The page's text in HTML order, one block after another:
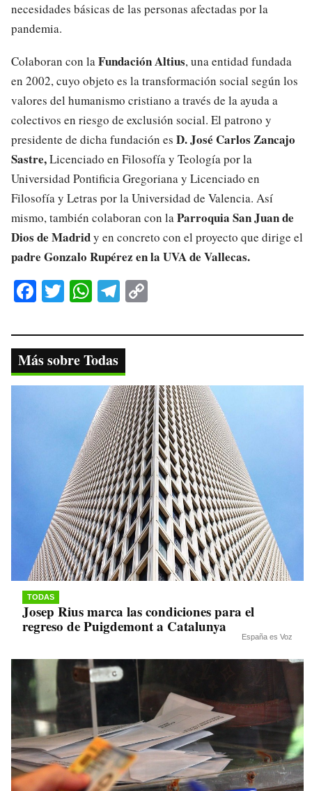
necesidades básicas de las personas afectadas por la
pandemia.
Colaboran con laFundación Altius, una entidad fundada
en 2002, cuyo objeto es la transformación social según los
valores del humanismo cristiano a través de la ayuda a
colectivos en riesgo de exclusión social. El patrono y
presidente de dicha fundación es D. José Carlos Zancajo
Sastre,Licenciado en Filosofía y Teología por la
Universidad Pontificia Gregoriana y Licenciado en
Filosofía y Letras por la Universidad de Valencia. Así
mismo, también colaboran con laParroquia San Juan de
Dios de Madridy en concreto con el proyecto que dirige el
padre Gonzalo Rupérez en la UVA de Vallecas.
Fa
bo
ok
T
tte
r
W
ts
A
pp
Te
gr
a
m
y
nk
Más sobre Todas
TODAS
Josep Rius marca las condiciones para el
regreso de Puigdemont a Catalunya
España es Voz